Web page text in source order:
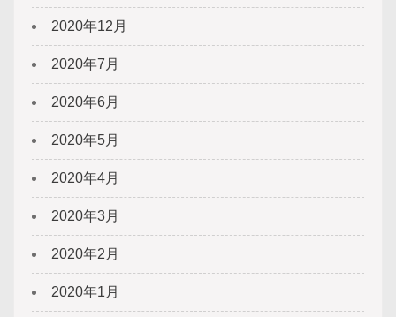
2020年12月
2020年7月
2020年6月
2020年5月
2020年4月
2020年3月
2020年2月
2020年1月